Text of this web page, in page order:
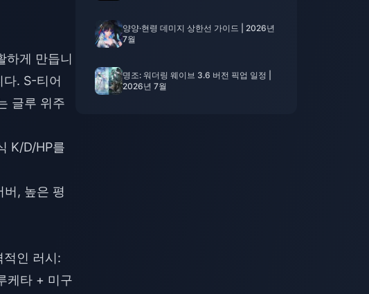
하게 만듭니
. S-티어
글루 위주
K/D/HP를
버, 높은 평
인 러시:
케타 + 미구
양양·현령 데미지 상한선 가이드 | 2026년
7월
명조: 워더링 웨이브 3.6 버전 픽업 일정 |
2026년 7월